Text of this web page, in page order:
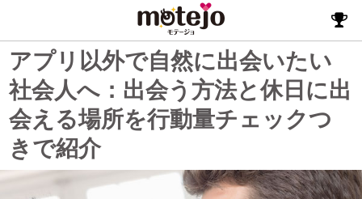
アプリ以外で自然に出会いたい
社会人へ：出会う方法と休日に出
会える場所を行動量チェックつ
きで紹介